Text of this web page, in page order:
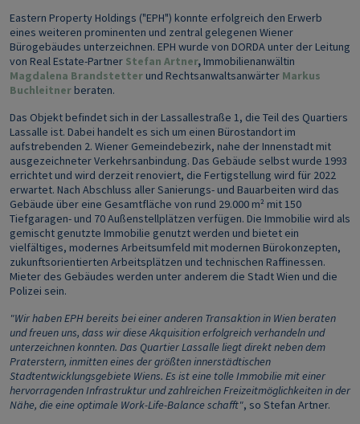
Eastern Property Holdings ("EPH") konnte erfolgreich den Erwerb
eines weiteren prominenten und zentral gelegenen Wiener
Bürogebäudes unterzeichnen. EPH wurde von DORDA unter der Leitung
von Real Estate-Partner Stefan Artner, Immobilienanwältin
Magdalena Brandstetter und Rechtsanwaltsanwärter Markus
Buchleitner beraten.
Das Objekt befindet sich in der Lassallestraße 1, die Teil des Quartiers
Lassalle ist. Dabei handelt es sich um einen Bürostandort im
aufstrebenden 2. Wiener Gemeindebezirk, nahe der Innenstadt mit
ausgezeichneter Verkehrsanbindung. Das Gebäude selbst wurde 1993
errichtet und wird derzeit renoviert, die Fertigstellung wird für 2022
erwartet. Nach Abschluss aller Sanierungs- und Bauarbeiten wird das
Gebäude über eine Gesamtfläche von rund 29.000 m² mit 150
Tiefgaragen- und 70 Außenstellplätzen verfügen. Die Immobilie wird als
gemischt genutzte Immobilie genutzt werden und bietet ein
vielfältiges, modernes Arbeitsumfeld mit modernen Bürokonzepten,
zukunftsorientierten Arbeitsplätzen und technischen Raffinessen.
Mieter des Gebäudes werden unter anderem die Stadt Wien und die
Polizei sein.
"Wir haben EPH bereits bei einer anderen Transaktion in Wien beraten
und freuen uns, dass wir diese Akquisition erfolgreich verhandeln und
unterzeichnen konnten. Das Quartier Lassalle liegt direkt neben dem
Praterstern, inmitten eines der größten innerstädtischen
Stadtentwicklungsgebiete Wiens. Es ist eine tolle Immobilie mit einer
hervorragenden Infrastruktur und zahlreichen Freizeitmöglichkeiten in der
Nähe, die eine optimale Work-Life-Balance schafft", so Stefan Artner.